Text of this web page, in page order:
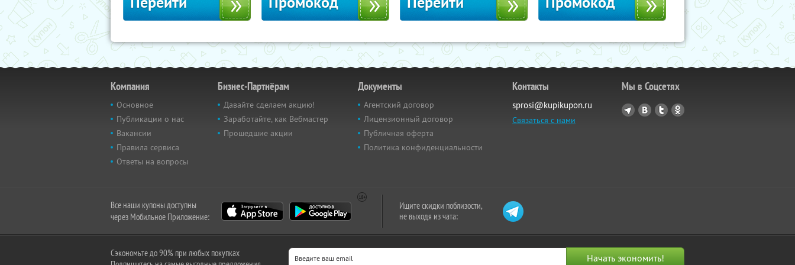
Компания
Основное
Публикации о нас
Вакансии
Правила сервиса
Ответы на вопросы
Бизнес-Партнёрам
Давайте сделаем акцию!
Заработайте, как Вебмастер
Прошедшие акции
Документы
Агентский договор
Лицензионный договор
Публичная оферта
Политика конфиденциальности
Контакты
sprosi@kupikupon.ru
Связаться с нами
Мы в Соцсетях
Все наши купоны доступны
через Мобильное Приложение:
Ищите скидки поблизости,
не выходя из чата:
Сэкономьте до 90% при любых покупках